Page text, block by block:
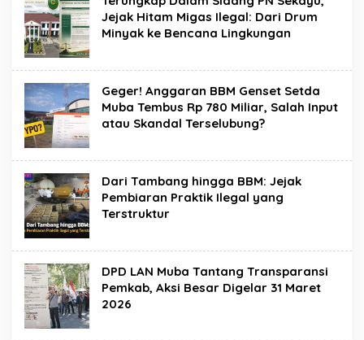
Jejak Hitam Migas Ilegal: Dari Drum
Minyak ke Bencana Lingkungan
Geger! Anggaran BBM Genset Setda
Muba Tembus Rp 780 Miliar, Salah Input
atau Skandal Terselubung?
Dari Tambang hingga BBM: Jejak
Pembiaran Praktik Ilegal yang
Terstruktur
DPD LAN Muba Tantang Transparansi
Pemkab, Aksi Besar Digelar 31 Maret
2026